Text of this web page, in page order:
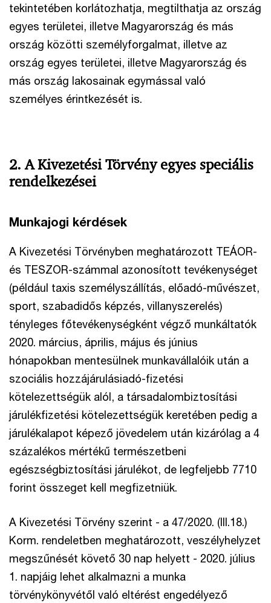
tekintetében korlátozhatja, megtilthatja az ország
egyes területei, illetve Magyarország és más
ország közötti személyforgalmat, illetve az
ország egyes területei, illetve Magyarország és
más ország lakosainak egymással való
személyes érintkezését is.
2. A Kivezetési Törvény egyes speciális
rendelkezései
Munkajogi kérdések
A Kivezetési Törvényben meghatározott TEÁOR-
és TESZOR-számmal azonosított tevékenységet
(például taxis személyszállítás, előadó-művészet,
sport, szabadidős képzés, villanyszerelés)
tényleges főtevékenységként végző munkáltatók
2020. március, április, május és június
hónapokban mentesülnek munkavállalóik után a
szociális hozzájárulásiadó-fizetési
kötelezettségük alól, a társadalombiztosítási
járulékfizetési kötelezettségük keretében pedig a
járulékalapot képező jövedelem után kizárólag a 4
százalékos mértékű természetbeni
egészségbiztosítási járulékot, de legfeljebb 7710
forint összeget kell megfizetniük.
A Kivezetési Törvény szerint - a 47/2020. (III.18.)
Korm. rendeletben meghatározott, veszélyhelyzet
megszűnését követő 30 nap helyett - 2020. július
1. napjáig lehet alkalmazni a munka
törvénykönyvétől való eltérést engedélyező